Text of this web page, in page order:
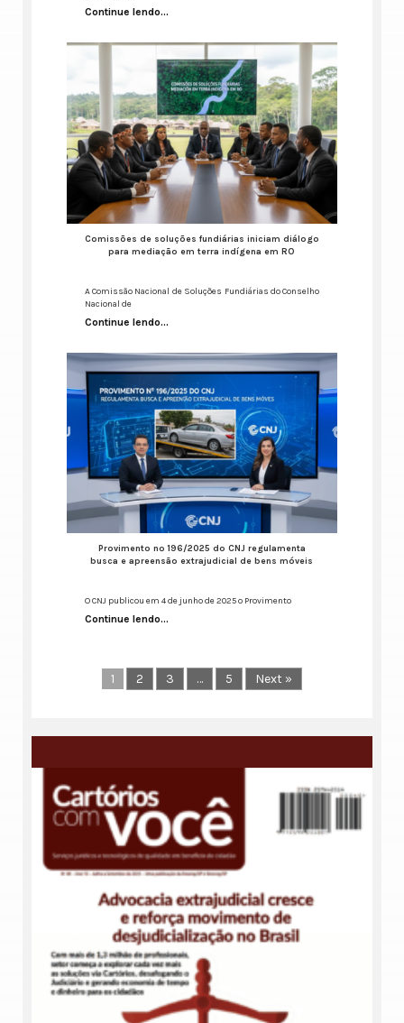
Continue lendo...
Comissões de soluções fundiárias iniciam diálogo
para mediação em terra indígena em RO
A Comissão Nacional de Soluções Fundiárias do Conselho
Nacional de
Continue lendo...
Provimento nº 196/2025 do CNJ regulamenta
busca e apreensão extrajudicial de bens móveis
O CNJ publicou em 4 de junho de 2025 o Provimento
Continue lendo...
1 2 3 … 5 Next »